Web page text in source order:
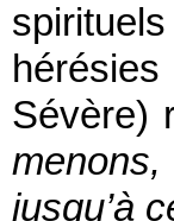
Sévère)
jusqu’à